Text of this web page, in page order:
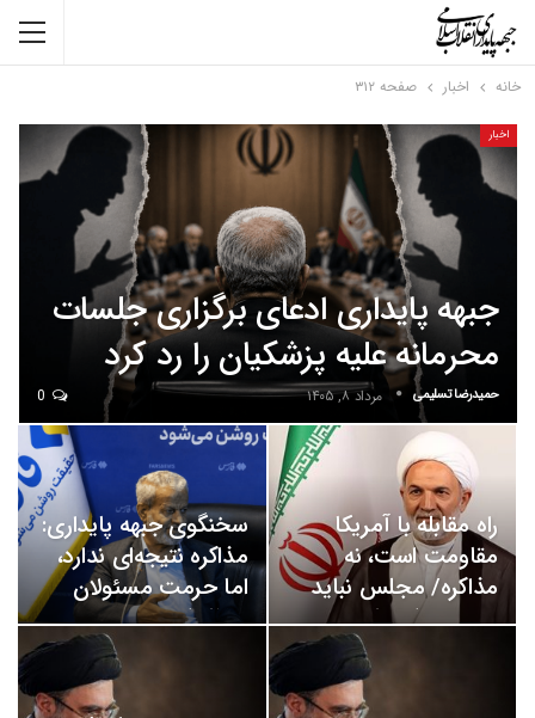
خانه اخبار صفحه ۳۱۲
اخبار
جبهه پایداری ادعای برگزاری جلسات
محرمانه علیه پزشکیان را رد کرد
حمیدرضا تسلیمی مرداد ۸, ۱۴۰۵
راه مقابله با آمریکا
مقاومت است، نه
مذاکره/ مجلس نباید
حتی در شرایط…
سخنگوی جبهه پایداری:
مذاکره نتیجه‌ای ندارد،
اما حرمت مسئولان
حفظ شود